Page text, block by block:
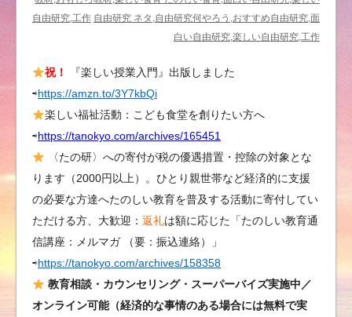
ち
ど
さ
ん
詩
筆）
は
自由研究,工作 自由研究 ネタ,自由研究何やろう,おすすめ自由研究,面
白い自由研究,楽しい自由研究,工作
祝！
『楽しい授業入門』出版しました
⇨https://amzn.to/3Y7kbQi
楽しい福祉活動：こども食堂を創りたい方へ
⇨https://tanokyo.com/archives/165451
〈たの研〉への寄付が税の優遇措置・控除の対象とな
ります（2000円以上）。ひとり親世帯など経済的に支援
の必要な方達へたのしい教育を普及する活動に寄付してい
ただける方、大歓迎： 返礼は額に応じた「たのしい教育通
信講座：メルマガ （要：振込連絡）」
⇨https://tanokyo.com/archives/158358
教育相談・カウンセリング・スーパーバイズ実施中／
オンライン可能（経済的な事情のある場合には無料で実